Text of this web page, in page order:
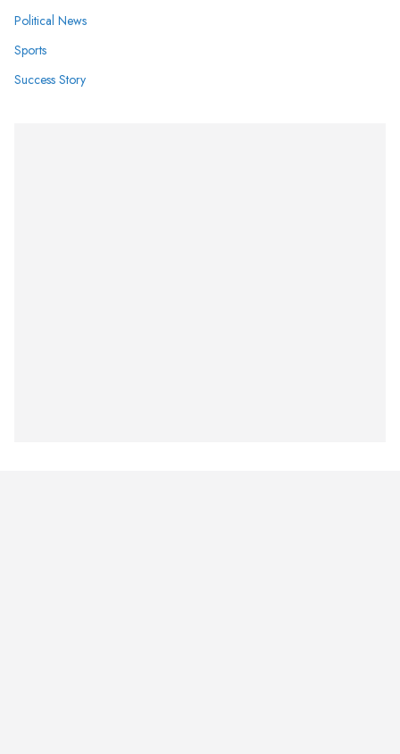
Political News
Sports
Success Story